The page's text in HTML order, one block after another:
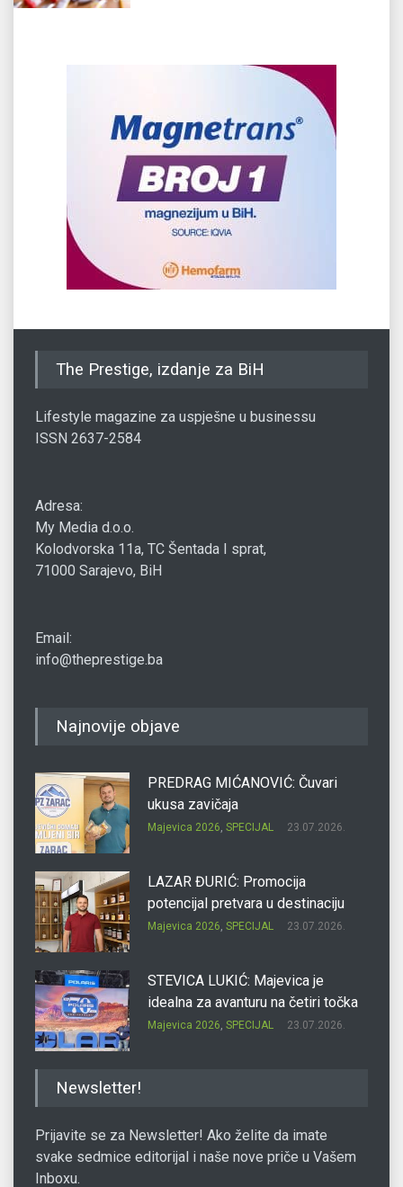
The Prestige, izdanje za BiH
Lifestyle magazine za uspješne u businessu
ISSN 2637-2584
Adresa:
My Media d.o.o.
Kolodvorska 11a, TC Šentada I sprat,
71000 Sarajevo, BiH
Email:
info@theprestige.ba
Najnovije objave
PREDRAG MIĆANOVIĆ: Čuvari
ukusa zavičaja
Majevica 2026, SPECIJAL 23.07.2026.
LAZAR ĐURIĆ: Promocija
potencijal pretvara u destinaciju
Majevica 2026, SPECIJAL 23.07.2026.
STEVICA LUKIĆ: Majevica je
idealna za avanturu na četiri točka
Majevica 2026, SPECIJAL 23.07.2026.
Newsletter!
Prijavite se za Newsletter! Ako želite da imate
svake sedmice editorijal i naše nove priče u Vašem
Inboxu.